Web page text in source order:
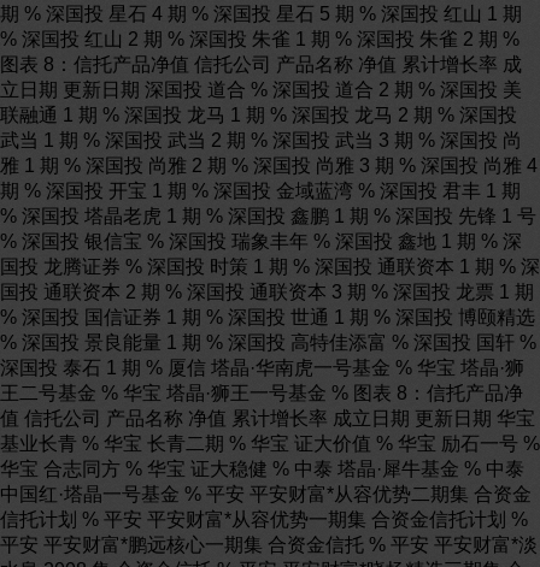
期 % 深国投 星石 4 期 % 深国投 星石 5 期 % 深国投 红山 1 期
% 深国投 红山 2 期 % 深国投 朱雀 1 期 % 深国投 朱雀 2 期 %
图表 8：信托产品净值 信托公司 产品名称 净值 累计增长率 成
立日期 更新日期 深国投 道合 % 深国投 道合 2 期 % 深国投 美
联融通 1 期 % 深国投 龙马 1 期 % 深国投 龙马 2 期 % 深国投
武当 1 期 % 深国投 武当 2 期 % 深国投 武当 3 期 % 深国投 尚
雅 1 期 % 深国投 尚雅 2 期 % 深国投 尚雅 3 期 % 深国投 尚雅 4
期 % 深国投 开宝 1 期 % 深国投 金域蓝湾 % 深国投 君丰 1 期
% 深国投 塔晶老虎 1 期 % 深国投 鑫鹏 1 期 % 深国投 先锋 1 号
% 深国投 银信宝 % 深国投 瑞象丰年 % 深国投 鑫地 1 期 % 深
国投 龙腾证券 % 深国投 时策 1 期 % 深国投 通联资本 1 期 % 深
国投 通联资本 2 期 % 深国投 通联资本 3 期 % 深国投 龙票 1 期
% 深国投 国信证券 1 期 % 深国投 世通 1 期 % 深国投 博颐精选
% 深国投 景良能量 1 期 % 深国投 高特佳添富 % 深国投 国轩 %
深国投 泰石 1 期 % 厦信 塔晶·华南虎一号基金 % 华宝 塔晶·狮
王二号基金 % 华宝 塔晶·狮王一号基金 % 图表 8：信托产品净
值 信托公司 产品名称 净值 累计增长率 成立日期 更新日期 华宝
基业长青 % 华宝 长青二期 % 华宝 证大价值 % 华宝 励石一号 %
华宝 合志同方 % 华宝 证大稳健 % 中泰 塔晶·犀牛基金 % 中泰
中国红·塔晶一号基金 % 平安 平安财富*从容优势二期集 合资金
信托计划 % 平安 平安财富*从容优势一期集 合资金信托计划 %
平安 平安财富*鹏远核心一期集 合资金信托 % 平安 平安财富*淡